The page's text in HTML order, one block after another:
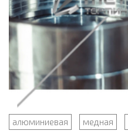
алюминиевая медная